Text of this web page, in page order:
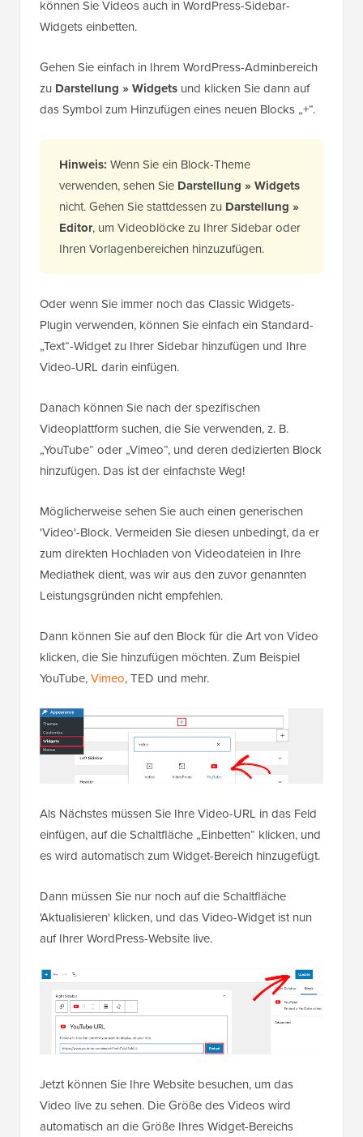
können Sie Videos auch in WordPress-Sidebar-
Widgets einbetten.
Gehen Sie einfach in Ihrem WordPress-Adminbereich
zu Darstellung » Widgets und klicken Sie dann auf
das Symbol zum Hinzufügen eines neuen Blocks „+“.
Hinweis: Wenn Sie ein Block-Theme
verwenden, sehen Sie Darstellung » Widgets
nicht. Gehen Sie stattdessen zu Darstellung »
Editor, um Videoblöcke zu Ihrer Sidebar oder
Ihren Vorlagenbereichen hinzuzufügen.
Oder wenn Sie immer noch das Classic Widgets-
Plugin verwenden, können Sie einfach ein Standard-
„Text“-Widget zu Ihrer Sidebar hinzufügen und Ihre
Video-URL darin einfügen.
Danach können Sie nach der spezifischen
Videoplattform suchen, die Sie verwenden, z. B.
„YouTube“ oder „Vimeo“, und deren dedizierten Block
hinzufügen. Das ist der einfachste Weg!
Möglicherweise sehen Sie auch einen generischen
'Video'-Block. Vermeiden Sie diesen unbedingt, da er
zum direkten Hochladen von Videodateien in Ihre
Mediathek dient, was wir aus den zuvor genannten
Leistungsgründen nicht empfehlen.
Dann können Sie auf den Block für die Art von Video
klicken, die Sie hinzufügen möchten. Zum Beispiel
YouTube,Vimeo, TED und mehr.
Als Nächstes müssen Sie Ihre Video-URL in das Feld
einfügen, auf die Schaltfläche „Einbetten“ klicken, und
es wird automatisch zum Widget-Bereich hinzugefügt.
Dann müssen Sie nur noch auf die Schaltfläche
'Aktualisieren' klicken, und das Video-Widget ist nun
auf Ihrer WordPress-Website live.
Jetzt können Sie Ihre Website besuchen, um das
Video live zu sehen. Die Größe des Videos wird
automatisch an die Größe Ihres Widget-Bereichs